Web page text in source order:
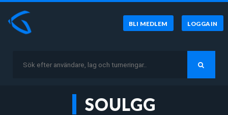
BLI MEDLEM LOGGA IN
SOULGG